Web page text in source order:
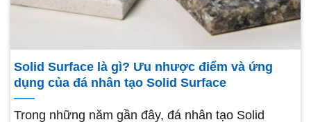
Solid Surface là gì? Ưu nhược điểm và ứng
dụng của đá nhân tạo Solid Surface
Trong những năm gần đây, đá nhân tạo Solid